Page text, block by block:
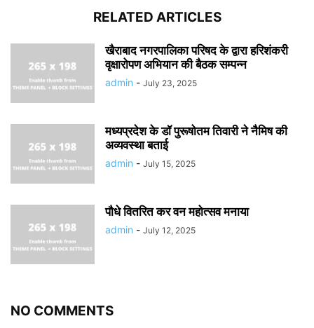
RELATED ARTICLES
खैराबाद नगरपालिका परिषद के द्वारा हरिशंकरी
वृक्षारोपण अभियान की बैठक सम्पन्न
admin - July 23, 2025
मध्यप्रदेश के डॉ पुरूषोतम तिवारी ने नैमिष की
अव्यवस्था बताई
admin - July 15, 2025
पौधे वितरित कर वन महोत्सव मनाया
admin - July 12, 2025
NO COMMENTS